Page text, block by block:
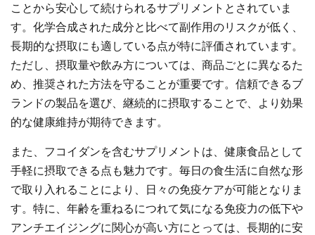
ことから安心して続けられるサプリメントとされていま
す。化学合成された成分と比べて副作用のリスクが低く、
長期的な摂取にも適している点が特に評価されています。
ただし、摂取量や飲み方については、商品ごとに異なるた
め、推奨された方法を守ることが重要です。信頼できるブ
ランドの製品を選び、継続的に摂取することで、より効果
的な健康維持が期待できます。
また、フコイダンを含むサプリメントは、健康食品として
手軽に摂取できる点も魅力です。毎日の食生活に自然な形
で取り入れることにより、日々の免疫ケアが可能となりま
す。特に、年齢を重ねるにつれて気になる免疫力の低下や
アンチエイジングに関心が高い方にとっては、長期的に安